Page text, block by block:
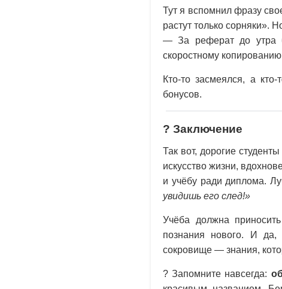
Тут я вспомнил фразу
растут только сорняки».
— За реферат до утра
скоростному
Кто-то засмеялся, а
бонусов.
? Заключение
Так вот, дорогие
искусство жизни,
и учёбу ради диплома.
увидишь его след!»
Учёба должна
познания нового. И
сокровище — знания,
? Запомните навсегда: